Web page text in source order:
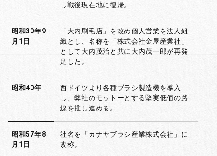
し戦後現在地に復帰。
昭和30年9
月1日
「大内刷毛店」を改め個人営業を法人組
織とし、名称を「株式会社金屋産業社」
として大内茂治と共に大内茂一郎が再発
足した。
昭和40年
西ドイツより各種ブラシ製造機を導入
し、弊社のモットーとする堅実低価の路
線を推し進める。
昭和57年8
月1日
社名を「カナヤブラシ産業株式会社」に
改称。